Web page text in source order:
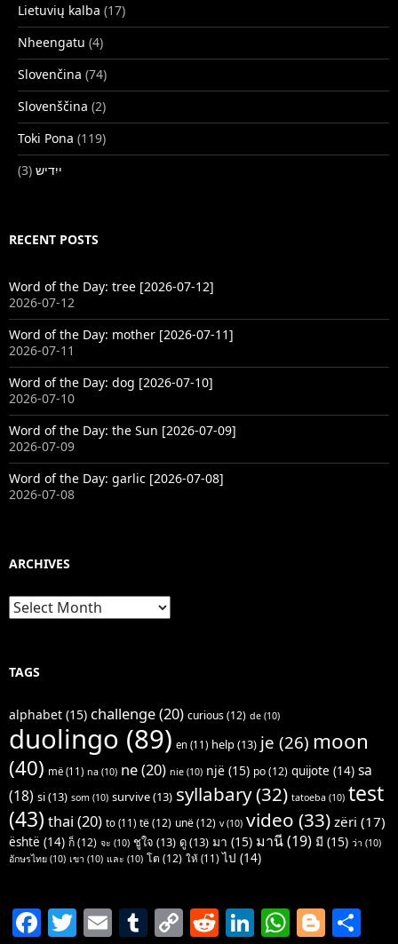
Lietuvių kalba (17)
Nheengatu (4)
Slovenčina (74)
Slovenščina (2)
Toki Pona (119)
ייִדיש (3)
RECENT POSTS
Word of the Day: tree [2026-07-12]
2026-07-12
Word of the Day: mother [2026-07-11]
2026-07-11
Word of the Day: dog [2026-07-10]
2026-07-10
Word of the Day: the Sun [2026-07-09]
2026-07-09
Word of the Day: garlic [2026-07-08]
2026-07-08
ARCHIVES
Archives
TAGS
alphabet (15) challenge(20) curious(12) de (10)
duolingo (89) en (11) help(13) je (26) moon
(40) më (11) na (10) ne(20) nie (10) një (15) po(12) quijote (14) sa
(18) si(13) som (10) survive(13) syllabary(32) tatoeba (10) test
(43) thai (20) to (11) të(12) unë(12) v(10) video (33) zëri (17)
është (14) ก็(12) จะ (10) ชูใจ (13) ดู(13) มา (15) มานี(19) มี (15) ว่า (10)
อักษรไทย (10) เขา (10) และ (10) โต (12) ให้ (11) ไป (14)
F T E T C R Li W Bl